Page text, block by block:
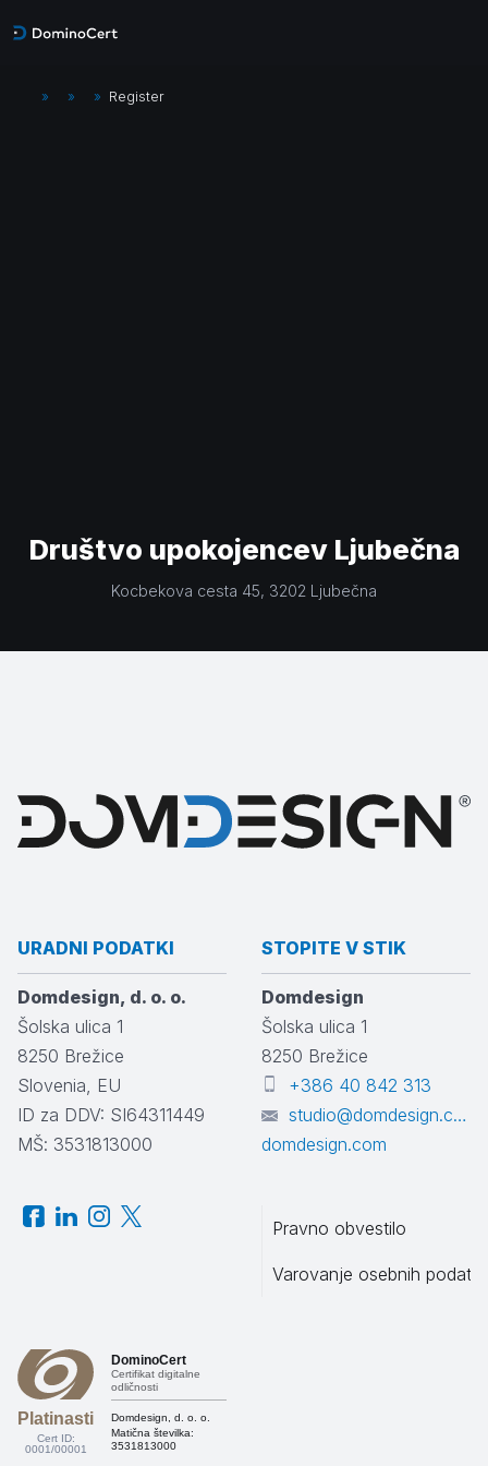
» » » Register
Društvo upokojencev Ljubečna
Kocbekova cesta 45, 3202 Ljubečna
URADNI PODATKI
Domdesign, d. o. o.
Šolska ulica 1
8250 Brežice
Slovenia, EU
ID za DDV: SI64311449
MŠ: 3531813000
STOPITE V STIK
Domdesign
Šolska ulica 1
8250 Brežice
+386 40 842 313
studio@domdesign.com
domdesign.com
Pravno obvestilo
Varovanje osebnih
Platinasti
Cert ID:
0001/00001
DominoCert
Certifikat digitalne
odličnosti
Domdesign, d. o. o.
Matična številka:
3531813000